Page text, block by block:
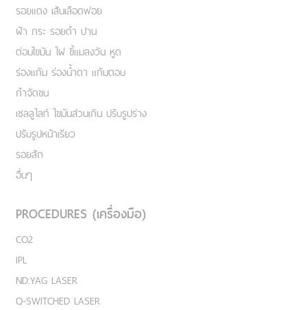
รอยแดง เส้นเลือดฟอย
ฝ้า กระ รอยดำ ปาน
ต่อมไขมัน ไฝ ขี้แมลงวัน หูด
ร่องแก้ม ร่องน้ำตา แก้มตอบ
กำจัดขน
เชลลูไลท์ ไขมันส่วนเกิน ปรับรูปร่าง
ปรับรูปหน้าเรียว
รอยสัก
อื่นๆ
PROCEDURES (เครื่องมือ)
CO2
IPL
ND:YAG LASER
Q-SWITCHED LASER